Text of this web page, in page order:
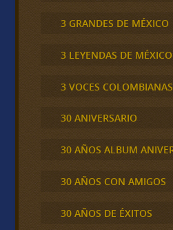
3 GRANDES DE MÉXICO
3 LEYENDAS DE MÉXICO
3 VOCES
30 ANIVERSARIO
30 AÑOS ALBUM
30 AÑOS CON AMIGOS
30 AÑOS DE ÉXITOS